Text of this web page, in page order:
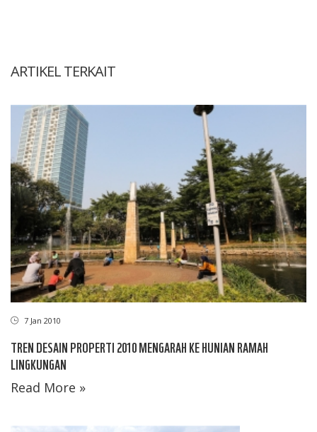
ARTIKEL TERKAIT
7 Jan 2010
TREN DESAIN PROPERTI 2010 MENGARAH KE HUNIAN RAMAH
LINGKUNGAN
Read More »